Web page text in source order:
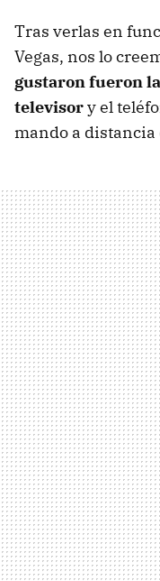
Tras verlas en
Vegas, nos lo
gustaron fueron
televisory el
mando a